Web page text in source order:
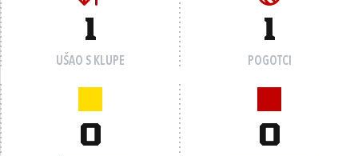
1
UŠAO S KLUPE
1
POGOTCI
0 0